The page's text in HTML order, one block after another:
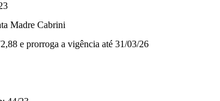
Madre Cabrini
e prorroga a vigência até 31/03/26